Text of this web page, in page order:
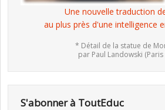
Une nouvelle traduction
au plus près d'une intelligence
* Détail de la statue de
par Paul Landowski (Paris
S'abonner à ToutEduc